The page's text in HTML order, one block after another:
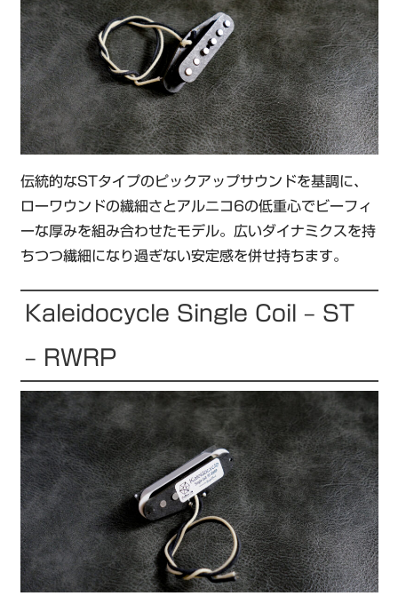
伝統的なSTタイプのピックアップサウンドを基調に、
ローワウンドの繊細さとアルニコ6の低重心でビーフィ
ーな厚みを組み合わせたモデル。広いダイナミクスを持
ちつつ繊細になり過ぎない安定感を併せ持ちます。
Kaleidocycle Single Coil – ST
– RWRP